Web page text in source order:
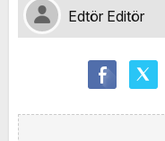
Edtör Editör